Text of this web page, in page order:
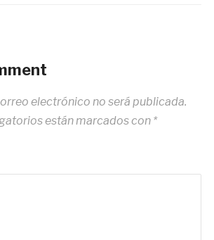
electrónico no será publicada.
están marcados con *